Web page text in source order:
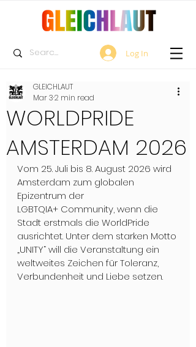
Log In
WORLDPRIDE
AMSTERDAM 2026
GLEICHLAUT
Mar 32 min read
Vom 25. Juli bis 8. August 2026 wird
Amsterdam zum globalen
Epizentrum der
LGBTQIA+ Community, wenn die
Stadt erstmals die WorldPride
ausrichtet. Unter dem starken Motto
„UNITY“ will die Veranstaltung ein
weltweites Zeichen für Toleranz,
Verbundenheit und Liebe setzen.